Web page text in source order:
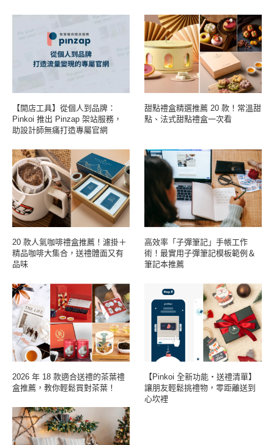
【開店工具】從個人到品牌：
Pinkoi 推出 Pinzap 架站服務，
助設計師無痛打造專屬官網
甜點禮盒精選推薦 20 款！常溫甜
點、法式甜點禮盒一次看
20 款人氣咖啡禮盒推薦！濾掛＋
精品咖啡大集合，送禮體面又有
品味
高效率「子彈筆記」手帳工作
術！最實用子彈筆記模板範例＆
筆記本推薦
2026 年 18 款適合送禮的茶葉禮
盒推薦，教你輕鬆買對茶葉！
【Pinkoi 全新功能・送禮清單】
讓朋友輕鬆挑禮物，零距離送到
心坎裡